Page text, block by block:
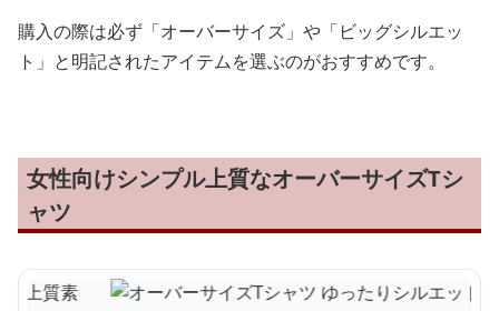
購入の際は必ず「オーバーサイズ」や「ビッグシルエッ
ト」と明記されたアイテムを選ぶのがおすすめです。
女性向けシンプル上質なオーバーサイズTシ
ャツ